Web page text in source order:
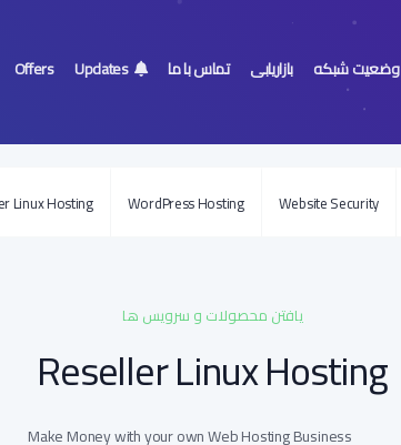
وضعیت شبکه بازاریابی تماس با ما Updates
Offers
Linux Hosting WordPress Hosting Website Security
یافتن محصولات و سرویس ها
Reseller Linux Hosting
Make Money with your own Web Hosting Business